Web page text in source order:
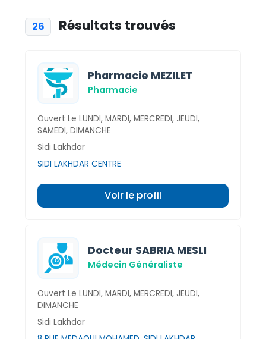
26 Résultats trouvés
Pharmacie MEZILET
Pharmacie
Ouvert Le LUNDI, MARDI, MERCREDI, JEUDI,
SAMEDI, DIMANCHE
Sidi Lakhdar
SIDI LAKHDAR CENTRE
Voir le profil
Docteur SABRIA MESLI
Médecin Généraliste
Ouvert Le LUNDI, MARDI, MERCREDI, JEUDI,
DIMANCHE
Sidi Lakhdar